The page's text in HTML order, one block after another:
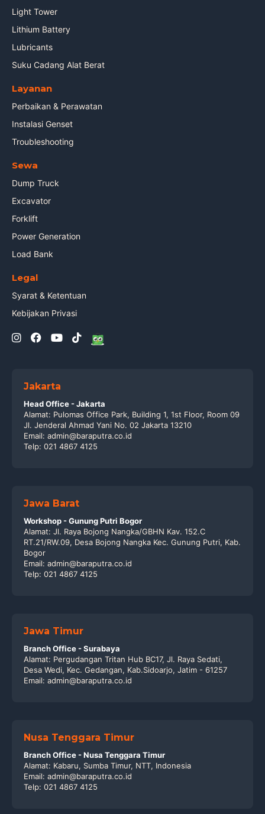
Light Tower
Lithium Battery
Lubricants
Suku Cadang Alat Berat
Layanan
Perbaikan & Perawatan
Instalasi Genset
Troubleshooting
Sewa
Dump Truck
Excavator
Forklift
Power Generation
Load Bank
Legal
Syarat & Ketentuan
Kebijakan Privasi
Jakarta
Head Office - Jakarta
Alamat: Pulomas Office Park, Building 1, 1st Floor, Room 09
Jl. Jenderal Ahmad Yani No. 02 Jakarta 13210
Email: admin@baraputra.co.id
Telp: 021 4867 4125
Jawa Barat
Workshop - Gunung Putri Bogor
Alamat: Jl. Raya Bojong Nangka/GBHN Kav. 152.C
RT.21/RW.09, Desa Bojong Nangka Kec. Gunung Putri, Kab.
Bogor
Email: admin@baraputra.co.id
Telp: 021 4867 4125
Jawa Timur
Branch Office - Surabaya
Alamat: Pergudangan Tritan Hub BC17, Jl. Raya Sedati,
Desa Wedi, Kec. Gedangan, Kab.Sidoarjo, Jatim - 61257
Email: admin@baraputra.co.id
Nusa Tenggara Timur
Branch Office - Nusa Tenggara Timur
Alamat: Kabaru, Sumba Timur, NTT, Indonesia
Email: admin@baraputra.co.id
Telp: 021 4867 4125